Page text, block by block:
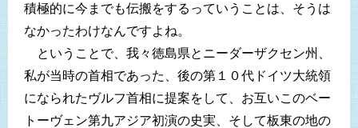
積極的に今までも伝搬をするっていうことは、そうは
なかったわけなんですよね。
ということで、我々徳島県とニーダーザクセン州、
私が当時の首相であった、後の第１０代ドイツ大統領
になられたヴルフ首相に提案をして、お互いこのベー
トーヴェン第九アジア初演の史実、そして板東の地の